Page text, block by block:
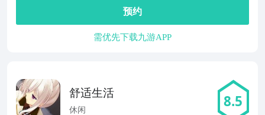
预约
需优先下载九游APP
舒适生活
休闲 8.5